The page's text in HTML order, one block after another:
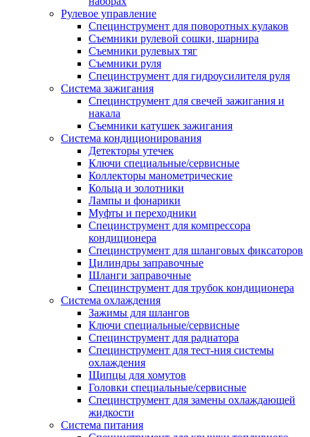
Рулевое управление
Специнструмент для поворотных кулаков
Съемники рулевой сошки, шарнира
Съемники рулевых тяг
Съемники руля
Специнструмент для гидроусилителя руля
Система зажигания
Специнструмент для свечей зажигания и
накала
Съемники катушек зажигания
Система кондиционирования
Детекторы утечек
Ключи специальные/сервисные
Коллекторы манометрические
Кольца и золотники
Лампы и фонарики
Муфты и переходники
Специнструмент для компрессора
кондиционера
Специнструмент для шланговых фиксаторов
Цилиндры заправочные
Шланги заправочные
Специнструмент для трубок кондиционера
Система охлаждения
Зажимы для шлангов
Ключи специальные/сервисные
Специнструмент для радиатора
Специнструмент для тест-ния системы
охлаждения
Щипцы для хомутов
Головки специальные/сервисные
Специнструмент для замены охлаждающей
жидкости
Система питания